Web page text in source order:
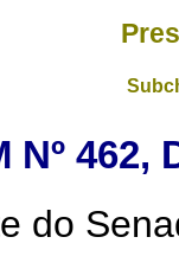
Nº 462,
do